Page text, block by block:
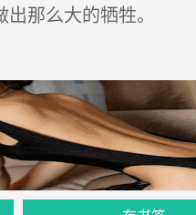
那么大的牺牲。